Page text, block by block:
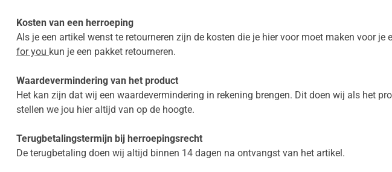
Kosten van een herroeping
Als je een artikel wenst te retourneren zijn de kosten die je hier voor moet maken voor
for you kun je een pakket retourneren.
Waardevermindering van het product
Het kan zijn dat wij een waardevermindering in rekening brengen. Dit doen wij als het
stellen we jou hier altijd van op de hoogte.
Terugbetalingstermijn bij herroepingsrecht
De terugbetaling doen wij altijd binnen 14 dagen na ontvangst van het artikel.